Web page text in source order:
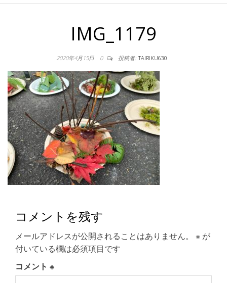
IMG_1179
2020年4月15日 0 投稿者: TAIRIKU630
コメントを残す
メールアドレスが公開されることはありません。 ※ が
付いている欄は必須項目です
コメント ※